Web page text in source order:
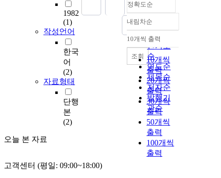
1982
(1)
작성언어
한국
어
(2)
자료형태
단행
본
(2)
오늘 본 자료
정확도순
정확도
순
인기도
순
연도순
제목순
저자순
발행기
관순
내림차순
내림차순
10개씩 출력
10개씩
출력
20개씩
출력
30개씩
출력
50개씩
출력
100개씩
출력
조회
고객센터 (평일: 09:00~18:00)